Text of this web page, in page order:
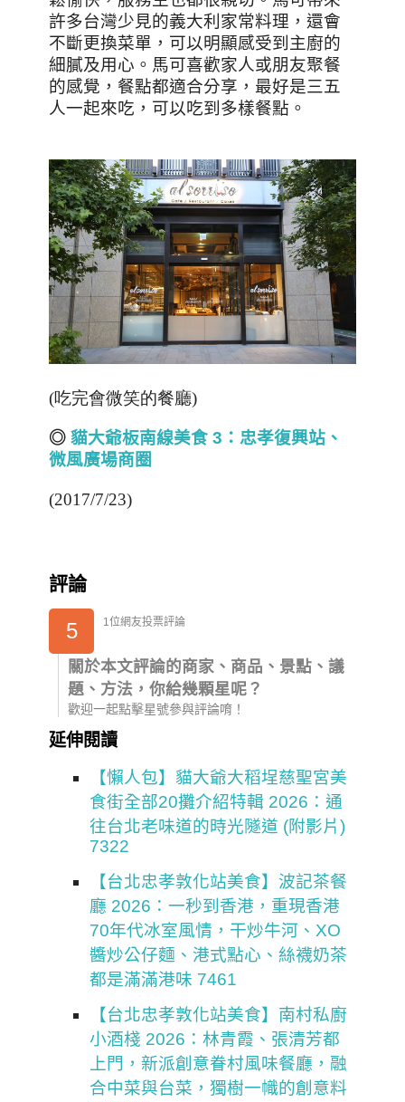
許多台灣少見的義大利家常料理，還會
不斷更換菜單，可以明顯感受到主廚的
細膩及用心。馬可喜歡家人或朋友聚餐
的感覺，餐點都適合分享，最好是三五
人一起來吃，可以吃到多樣餐點。
(吃完會微笑的餐廳)
◎ 貓大爺板南線美食 3 ：忠孝復興站、
微風廣場商圈
(2017/7/23)
評論
5 1位網友投票評論
關於本文評論的商家、商品、景點、議
題、方法，你給幾顆星呢？
歡迎一起點擊星號參與評論唷！
延伸閱讀
【懶人包】貓大爺大稻埕慈聖宮美
食街全部20攤介紹特輯 2026：通
往台北老味道的時光隧道 (附影片)
7322
【台北忠孝敦化站美食】波記茶餐
廳 2026：一秒到香港，重現香港
70年代冰室風情，干炒牛河、XO
醬炒公仔麵、港式點心、絲襪奶茶
都是滿滿港味 7461
【台北忠孝敦化站美食】南村私廚
小酒棧 2026：林青霞、張清芳都
上門，新派創意眷村風味餐廳，融
合中菜與台菜，獨樹一幟的創意料